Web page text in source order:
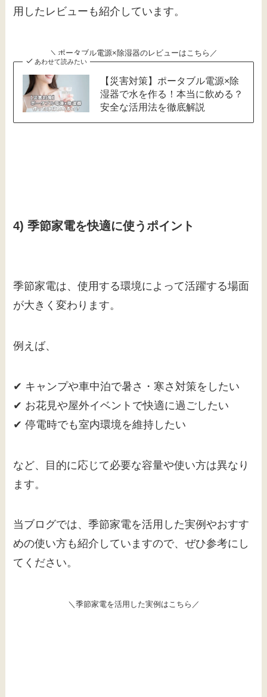
用したレビューも紹介しています。
＼ポータブル電源×除湿器のレビューはこちら／
あわせて読みたい
【災害対策】ポータブル電源×除
湿器で水を作る！本当に飲める？
安全な活用法を徹底解説
4) 季節家電を快適に使うポイント
季節家電は、使用する環境によって活躍する場面
が大きく変わります。
例えば、
✔ キャンプや車中泊で暑さ・寒さ対策をしたい
✔ お花見や屋外イベントで快適に過ごしたい
✔ 停電時でも室内環境を維持したい
など、目的に応じて必要な容量や使い方は異なり
ます。
当ブログでは、季節家電を活用した実例やおすす
めの使い方も紹介していますので、ぜひ参考にし
てください。
＼季節家電を活用した実例はこちら／